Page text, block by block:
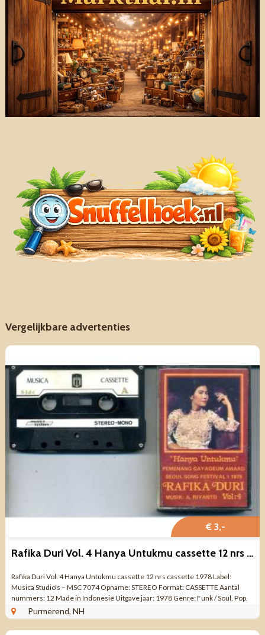
Vergelijkbare advertenties
€ 3,-
Rafika Duri Vol. 4 Hanya Untukmu cassette 12 nrs cassette ZGAN
Rafika Duri Vol. 4 Hanya Untukmu cassette 12 nrs cassette 1978 Label:
Musica Studio's – MSC 7074 Opname: STEREO Format: CASSETTE Aantal
nummers: 12 Made in Indonesië Uitgave jaar: 1978 Genre: Funk / Soul, Pop,
...
Purmerend, NH